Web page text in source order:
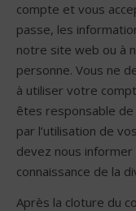
compte et vous
passe, les
notre site web ou à
personne. Vous ne
à utiliser votre
êtes responsable
par l’utilisation de
devez nous
connaissance de la
Après la cloture du